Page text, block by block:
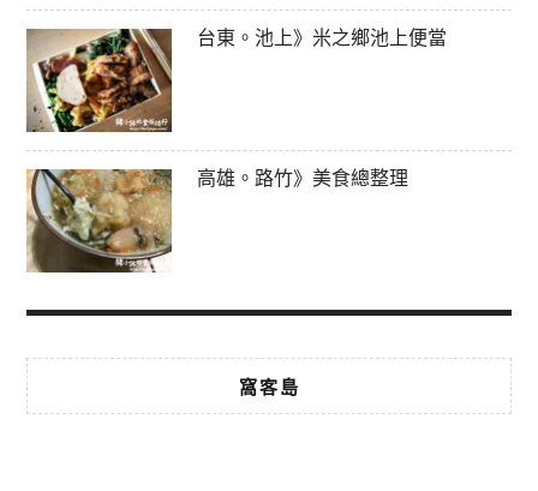
台東。池上》米之鄉池上便當
高雄。路竹》美食總整理
窩客島